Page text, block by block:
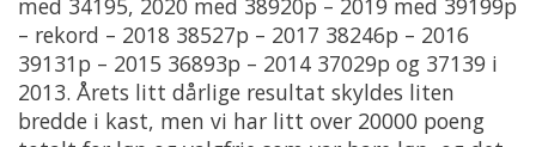
med 34195, 2020 med 38920p – 2019 med 39199p
– rekord – 2018 38527p – 2017 38246p – 2016
39131p – 2015 36893p – 2014 37029p og 37139 i
2013. Årets litt dårlige resultat skyldes liten
bredde i kast, men vi har litt over 20000 poeng